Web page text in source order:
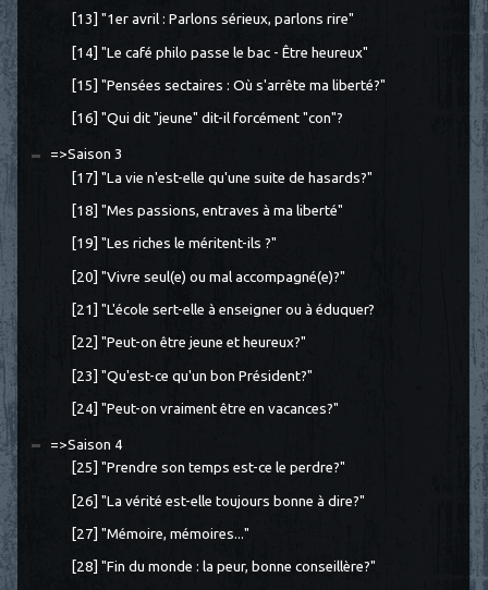
[13] "1er avril : Parlons sérieux, parlons rire"
[14] "Le café philo passe le bac - Être heureux"
[15] "Pensées sectaires : Où s'arrête ma liberté?"
[16] "Qui dit "jeune" dit-il forcément "con"?
=>Saison 3
[17] "La vie n'est-elle qu'une suite de hasards?"
[18] "Mes passions, entraves à ma liberté"
[19] "Les riches le méritent-ils ?"
[20] "Vivre seul(e) ou mal accompagné(e)?"
[21] "L'école sert-elle à enseigner ou à éduquer?
[22] "Peut-on être jeune et heureux?"
[23] "Qu'est-ce qu'un bon Président?"
[24] "Peut-on vraiment être en vacances?"
=>Saison 4
[25] "Prendre son temps est-ce le perdre?"
[26] "La vérité est-elle toujours bonne à dire?"
[27] "Mémoire, mémoires..."
[28] "Fin du monde : la peur, bonne conseillère?"